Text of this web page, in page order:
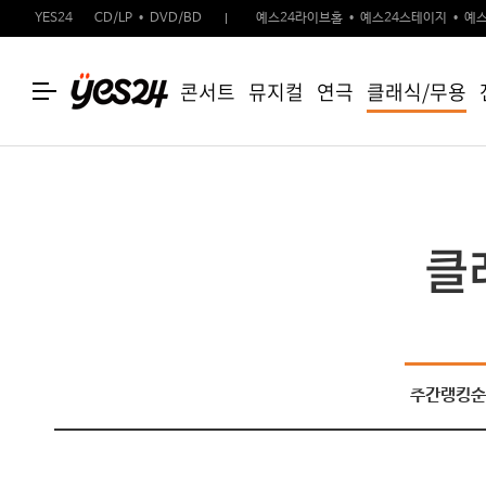
YES24 CD/LP DVD/BD 예스24라이브홀 예스24스테이지 예
콘서트 뮤지컬 연극 클래식/무용
주간랭킹순